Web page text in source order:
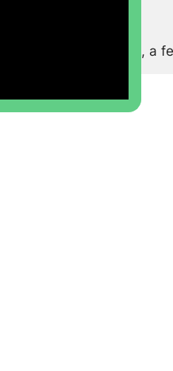
e adultos. Desta vez,